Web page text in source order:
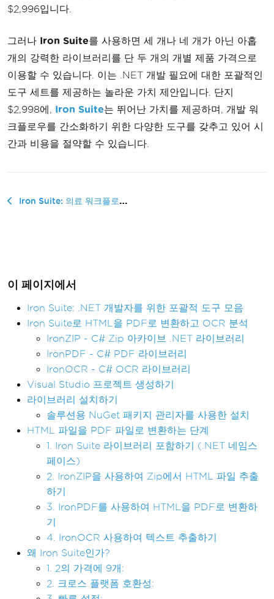
$2,996입니다.
그러나 Iron Suite를 사용하면 세 개나 네 개가 아닌 아홉
개의 강력한 라이브러리를 단 두 개의 개별 제품 가격으로
이용할 수 있습니다. 이는 .NET 개발 필요에 대한 포괄적인
도구 세트를 제공하는 놀라운 가치 제안입니다. 단지
$2,998에, Iron Suite는 뛰어난 가치를 제공하며, 개발 워
크플로우를 간소화하기 위한 다양한 도구를 갖추고 있어 시
간과 비용을 절약할 수 있습니다.
Iron Suite: 의료 워크플로우를 위한 쉬운 C# PDF 생성 및 OCR
이 페이지에서
Iron Suite: .NET 개발자를 위한 포괄적 도구 모음
Iron Suite로 HTML을 PDF로 변환하고 OCR 분석
IronZIP - C# Zip 아카이브 .NET 라이브러리
IronPDF - C# PDF 라이브러리
IronOCR - C# OCR 라이브러리
Visual Studio 프로젝트 생성하기
라이브러리 설치하기
솔루션용 NuGet 패키지 관리자를 사용한 설치
HTML 파일을 PDF 파일로 변환하는 단계
1. Iron Suite 라이브러리 포함하기 (.NET 네임스
페이스)
2. IronZIP을 사용하여 Zip에서 HTML 파일 추출
하기
3. IronPDF를 사용하여 HTML을 PDF로 변환하
기
4. IronOCR 사용하여 텍스트 추출하기
왜 Iron Suite인가?
1. 2의 가격에 9개:
2. 크로스 플랫폼 호환성: